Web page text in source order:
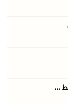
...